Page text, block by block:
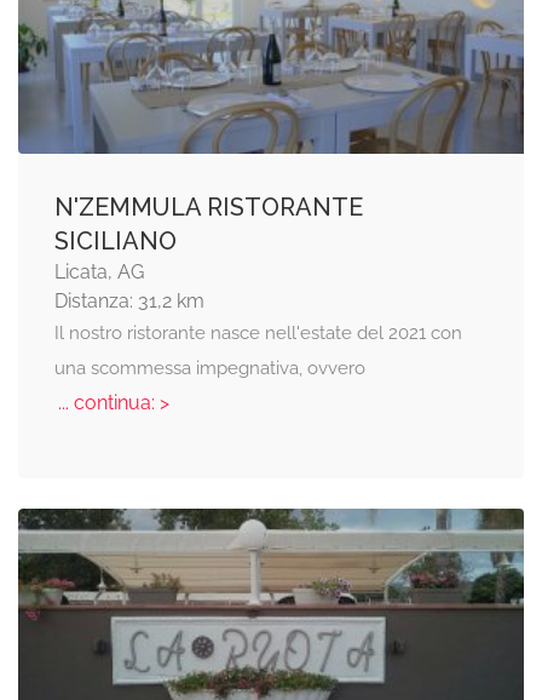
N'ZEMMULA RISTORANTE
SICILIANO
Licata, AG
Distanza: 31,2 km
Il nostro ristorante nasce nell'estate del 2021 con
una scommessa impegnativa, ovvero
... continua: >